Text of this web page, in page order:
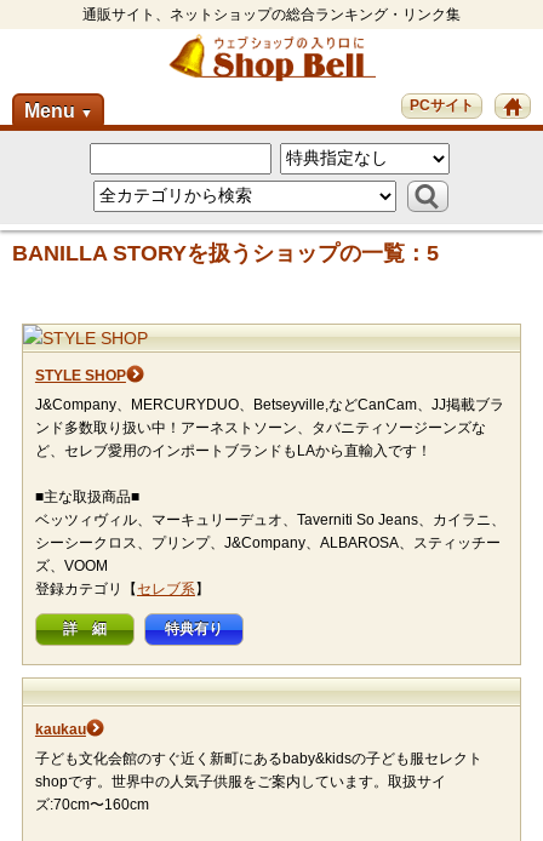
通販サイト、ネットショップの総合ランキング・リンク集
Menu ▼ PCサイト
BANILLA STORYを扱うショップの一覧：5
STYLE SHOP
J&Company、MERCURYDUO、Betseyville,などCanCam、JJ掲載ブラ
ンド多数取り扱い中！アーネストソーン、タバニティソージーンズな
ど、セレブ愛用のインポートブランドもLAから直輸入です！
■主な取扱商品■
ベッツィヴィル、マーキュリーデュオ、Taverniti So Jeans、カイラニ、
シーシークロス、プリンプ、J&Company、ALBAROSA、スティッチー
ズ、VOOM
登録カテゴリ【セレブ系】
詳 細 特典有り
kaukau
子ども文化会館のすぐ近く新町にあるbaby&kidsの子ども服セレクト
shopです。世界中の人気子供服をご案内しています。取扱サイ
ズ:70cm〜160cm